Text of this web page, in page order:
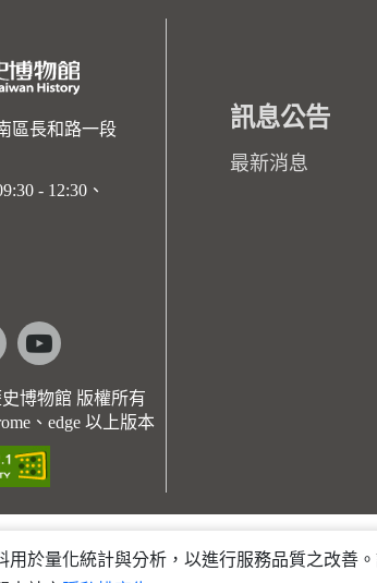
區長和路一段
- 12:30、
instagramyoutube
博物館 版權所有
、edge 以上版本
訊息公告
最新消息
用於量化統計與分析，以進行服務品質之改